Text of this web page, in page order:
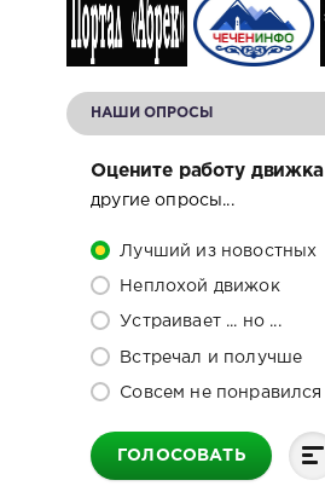
НАШИ ОПРОСЫ
Оцените работу движка
другие опросы...
Лучший из новостных
Неплохой движок
Устраивает ... но ...
Встречал и получше
Совсем не понравился
ГОЛОСОВАТЬ